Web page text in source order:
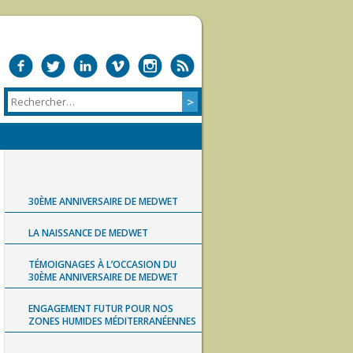
30ÈME ANNIVERSAIRE DE MEDWET
LA NAISSANCE DE MEDWET
TÉMOIGNAGES À L’OCCASION DU
30ÈME ANNIVERSAIRE DE MEDWET
ENGAGEMENT FUTUR POUR NOS
ZONES HUMIDES MÉDITERRANÉENNES